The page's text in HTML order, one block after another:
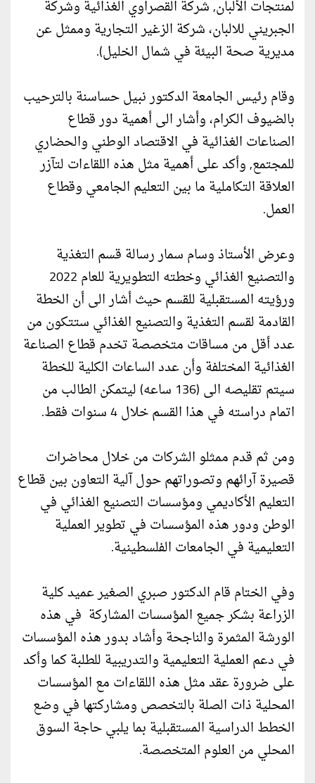
لمنتجات الألبان, شركة القصراوي الغذائية وشركة
الجبريني للالبان، شركة الزغير التجارية وممثل عن
مديرية صحة البيئة في شمال الخليل).
وقام رئيس الجامعة الدكتور نبيل حساسنة بالترحيب
بالضيوف الكرام، وأشار الى أهمية دور قطاع
الصناعات الغذائية في الاقتصاد الوطني والحضاري
للمجتمع, وأكد على أهمية مثل هذه اللقاءات لتآزر
العلاقة التكاملية ما بين التعليم الجامعي وقطاع
العمل.
وعرض الأستاذ وسام سمار رسالة قسم التغذية
والتصنيع الغذائي وخطته التطويرية للعام 2022
ورؤيته المستقبلية للقسم حيث أشار الى أن الخطة
القادمة لقسم التغذية والتصنيع الغذائي ستتكون من
عدد أقل من مساقات متخصصة تخدم قطاع الصناعة
الغذائية المختلفة وأن عدد الساعات الكلية للخطة
سيتم تقليصه الى (136 ساعه) ليتمكن الطالب من
اتمام دراسته في هذا القسم خلال 4 سنوات فقط.
ومن ثم قدم ممثلو الشركات من خلال محاضرات
قصيرة آرائهم وتصوراتهم حول آلية التعاون بين قطاع
التعليم الأكاديمي ومؤسسات التصنيع الغذائي في
الوطن ودور هذه المؤسسات في تطوير العملية
التعليمية في الجامعات الفلسطينية.
وفي الختام قام الدكتور صبري الصغير عميد كلية
الزراعة بشكر جميع المؤسسات المشاركة في هذه
الورشة المثمرة والناجحة وأشاد بدور هذه المؤسسات
في دعم العملية التعليمية والتدريبية للطلبة كما وأكد
على ضرورة عقد مثل هذه اللقاءات مع المؤسسات
المحلية ذات الصلة بالتخصص ومشاركتها في وضع
الخطط الدراسية المستقبلية بما يلبي حاجة السوق
المحلي من العلوم المتخصصة.